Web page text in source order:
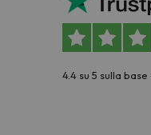
4.4 su 5 sulla